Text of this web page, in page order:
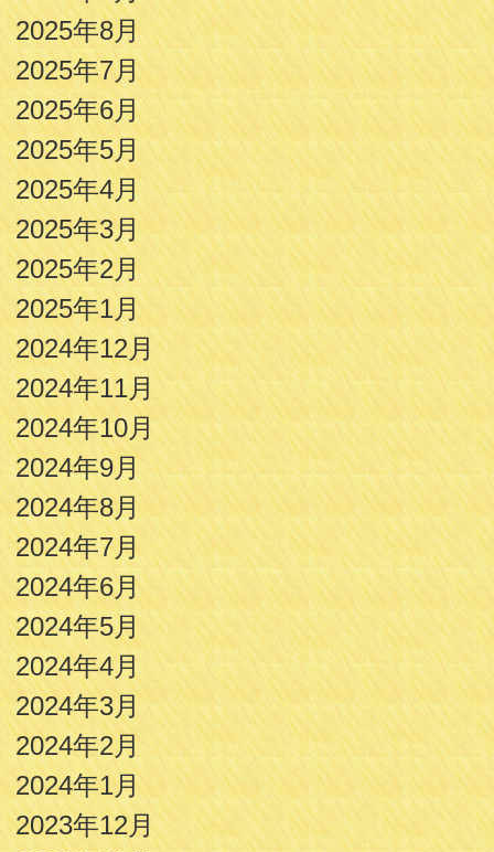
2025年8月
2025年7月
2025年6月
2025年5月
2025年4月
2025年3月
2025年2月
2025年1月
2024年12月
2024年11月
2024年10月
2024年9月
2024年8月
2024年7月
2024年6月
2024年5月
2024年4月
2024年3月
2024年2月
2024年1月
2023年12月